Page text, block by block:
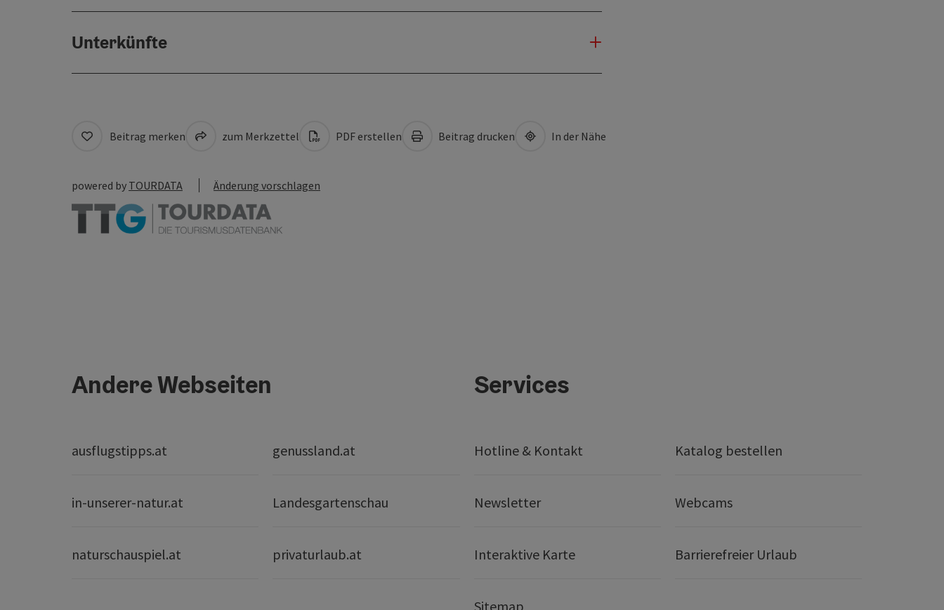
Unterkünfte
Beitrag merken zum Merkzettel PDF erstellen Beitrag drucken In der Nähe
powered by TOURDATA Änderung vorschlagen
Andere Webseiten
ausflugstipps.at genussland.at
in-unserer-natur.at Landesgartenschau
naturschauspiel.at privaturlaub.at
Services
Hotline & Kontakt Katalog bestellen
Newsletter Webcams
Interaktive Karte Barrierefreier Urlaub
Sitemap